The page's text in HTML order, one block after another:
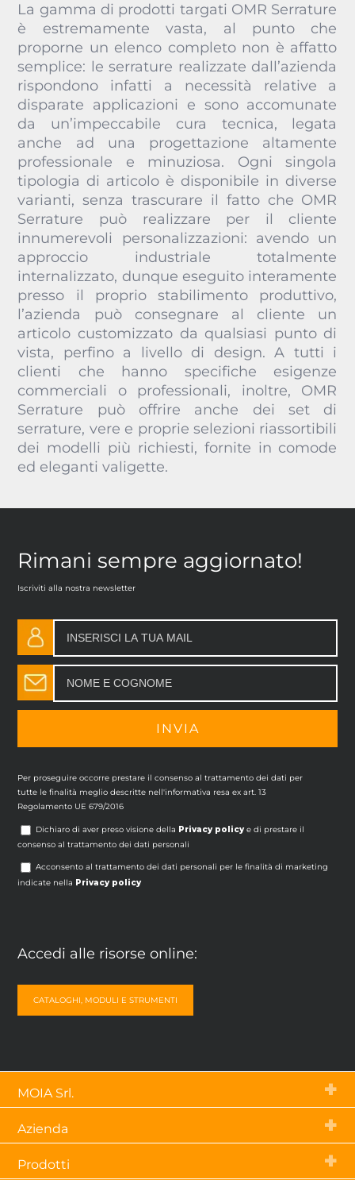
La gamma di prodotti targati OMR Serrature
è estremamente vasta, al punto che
proporne un elenco completo non è affatto
semplice: le serrature realizzate dall’azienda
rispondono infatti a necessità relative a
disparate applicazioni e sono accomunate
da un’impeccabile cura tecnica, legata
anche ad una progettazione altamente
professionale e minuziosa. Ogni singola
tipologia di articolo è disponibile in diverse
varianti, senza trascurare il fatto che OMR
Serrature può realizzare per il cliente
innumerevoli personalizzazioni: avendo un
approccio industriale totalmente
internalizzato, dunque eseguito interamente
presso il proprio stabilimento produttivo,
l’azienda può consegnare al cliente un
articolo customizzato da qualsiasi punto di
vista, perfino a livello di design. A tutti i
clienti che hanno specifiche esigenze
commerciali o professionali, inoltre, OMR
Serrature può offrire anche dei set di
serrature, vere e proprie selezioni riassortibili
dei modelli più richiesti, fornite in comode
ed eleganti valigette.
Rimani sempre aggiornato!
Iscriviti alla nostra newsletter
Per proseguire occorre prestare il consenso al trattamento dei dati per
tutte le finalità meglio descritte nell'informativa resa ex art. 13
Regolamento UE 679/2016
Dichiaro di aver preso visione della Privacy policye di prestare il
consenso al trattamento dei dati personali
Acconsento al trattamento dei dati personali per le finalità di marketing
indicate nella Privacy policy
Accedi alle risorse online:
CATALOGHI, MODULI E STRUMENTI
MOIA Srl.
Borgaro Torinese (To) – Italia
p.iva 03843790019
tel.+39 011 470 23 79
Azienda
Contatti
Prodotti